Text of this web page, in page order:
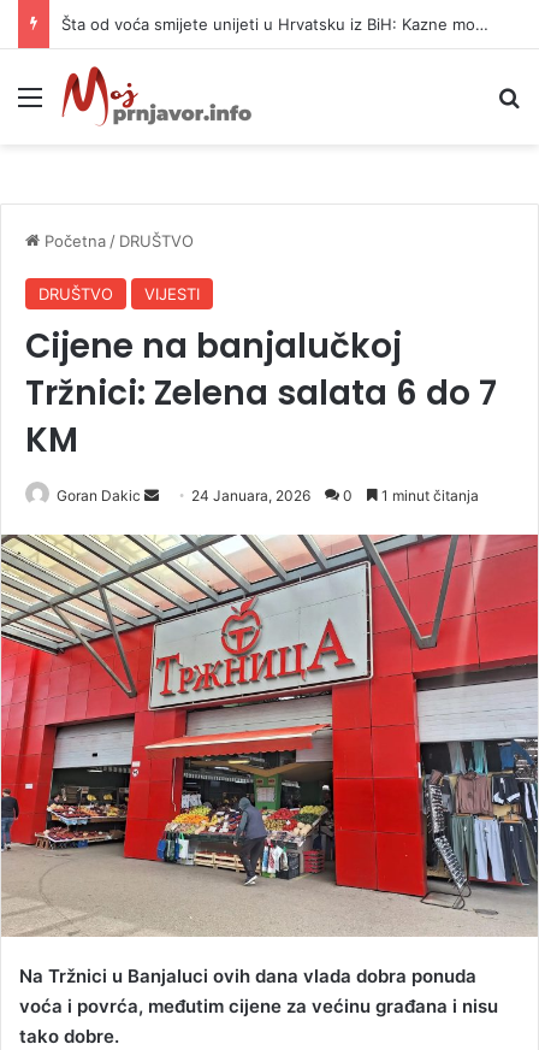
Šta od voća smijete unijeti u Hrvatsku iz BiH: Kazne mogu dostići 13.260 evra
Meni
Početna / DRUŠTVO
DRUŠTVO VIJESTI
Cijene na banjalučkoj
Tržnici: Zelena salata 6 do 7
KM
Goran Dakic
n
d
a
e
m
i
l
24 Januara, 2026 0 1 minut čitanja
Na Tržnici u Banjaluci ovih dana vlada dobra ponuda
voća i povrća, međutim cijene za većinu građana i nisu
tako dobre.